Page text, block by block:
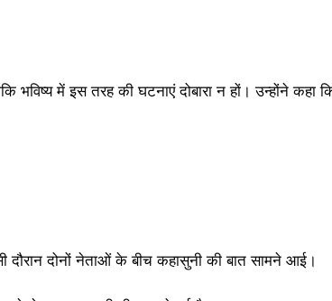
भविष्य में इस तरह की घटनाएं दोबारा न हों। उन्होंने कहा
दौरान दोनों नेताओं के बीच कहासुनी की बात सामने आई।